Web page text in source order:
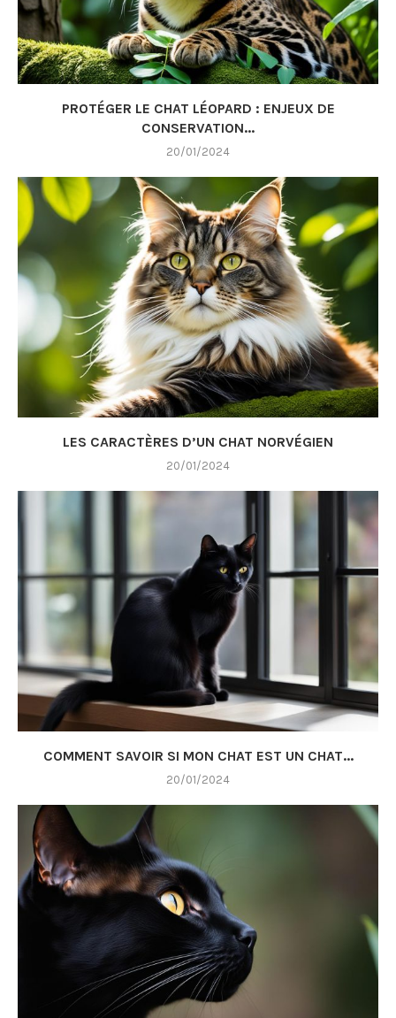
PROTÉGER LE CHAT LÉOPARD : ENJEUX DE
CONSERVATION...
20/01/2024
LES CARACTÈRES D’UN CHAT NORVÉGIEN
20/01/2024
COMMENT SAVOIR SI MON CHAT EST UN CHAT...
20/01/2024